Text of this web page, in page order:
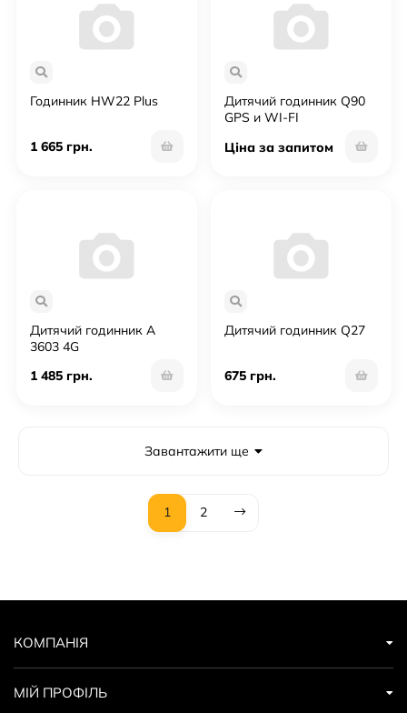
Годинник HW22 Plus
1 665 грн.
Дитячий годинник Q90
GPS и WI-FI
Ціна за запитом
Дитячий годинник А
3603 4G
1 485 грн.
Дитячий годинник Q27
675 грн.
Завантажити ще
1 2
КОМПАНІЯ
МІЙ ПРОФІЛЬ